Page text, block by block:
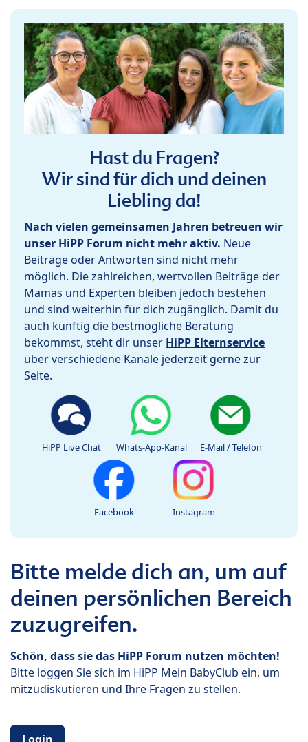
Hast du Fragen?
Wir sind für dich und deinen
Liebling da!
Nach vielen gemeinsamen Jahren betreuen wir
unser HiPP Forum nicht mehr aktiv. Neue
Beiträge oder Antworten sind nicht mehr
möglich. Die zahlreichen, wertvollen Beiträge der
Mamas und Experten bleiben jedoch bestehen
und sind weiterhin für dich zugänglich. Damit du
auch künftig die bestmögliche Beratung
bekommst, steht dir unser HiPP Elternservice
über verschiedene Kanäle jederzeit gerne zur
Seite.
HiPP Live Chat Whats-App-Kanal E-Mail / Telefon
Facebook Instagram
Bitte melde dich an, um auf
deinen persönlichen Bereich
zuzugreifen.
Schön, dass sie das HiPP Forum nutzen möchten!
Bitte loggen Sie sich im HiPP Mein BabyClub ein, um
mitzudiskutieren und Ihre Fragen zu stellen.